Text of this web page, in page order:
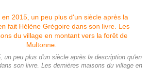
un peu plus d'un siècle après la description qu'en
son livre. Les dernières maisons du village en